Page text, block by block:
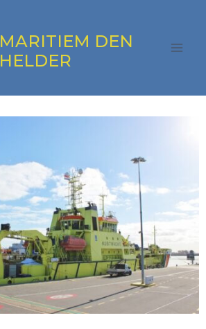
MARITIEM DEN
HELDER